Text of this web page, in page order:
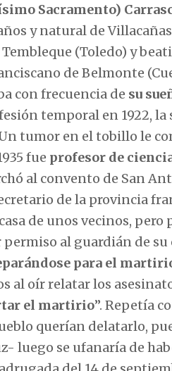
Sacramento)
y natural de
(Toledo) y
de Belmonte
con frecuencia de su
temporal en 1922, la
Un tumor en el tobillo le
fue profesor de
al convento de San
de la provincia
de unos vecinos,
al guardián de
para el
al oír relatar los
el martirio”. Repetía
querían delatarlo,
luego se ufanaría de